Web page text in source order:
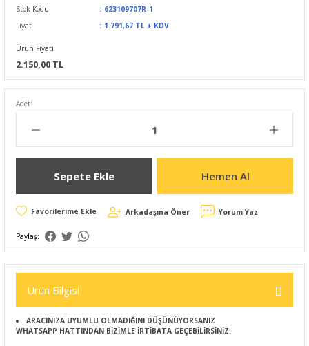
Stok Kodu
623109707R-1
Fiyat
1.791,67 TL + KDV
Ürün Fiyatı
2.150,00 TL
Adet:
Sepete Ekle Hemen Al
Arkadaşına Öner Yorum Yaz
Paylaş:
Ürün Bilgisi
ARACINIZA UYUMLU OLMADIĞINI DÜŞÜNÜYORSANIZ
WHATSAPP HATTINDAN BİZİMLE İRTİBATA GEÇEBİLİRSİNİZ.